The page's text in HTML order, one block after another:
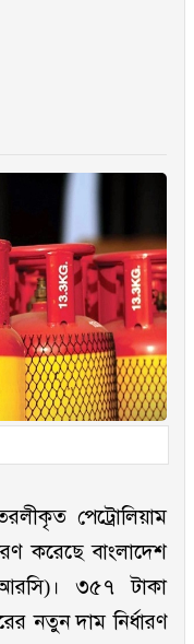
পেট্রোলিয়াম
করেছে বাংলাদেশ
৩৫৭ টাকা
নতুন দাম নির্ধারণ